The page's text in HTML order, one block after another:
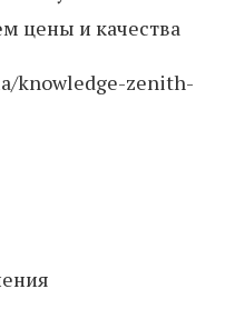
цены и качества
knowledge-zenith-